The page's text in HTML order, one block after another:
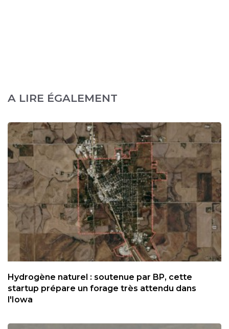
A LIRE ÉGALEMENT
Hydrogène naturel : soutenue par BP, cette
startup prépare un forage très attendu dans
l'Iowa